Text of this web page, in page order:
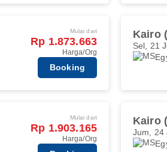
Mulai dari
Rp 1.873.663
Harga/Org
Booking
Kairo
Sel, 21
Mulai dari
Rp 1.903.165
Harga/Org
Kairo
Jum, 24